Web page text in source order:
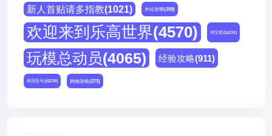
新人首贴请多指教(1021) 本站首晒(259)
欢迎来到乐高世界(4570) 淘宝精选(231)
玩模总动员(4065) 经验攻略(911)
美国亚马逊(230) 购物攻略(273)